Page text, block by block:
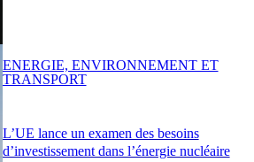
L’UE lance un examen des besoins
d’investissement dans l’énergie nucléaire
ENERGIE, ENVIRONNEMENT ET
TRANSPORT